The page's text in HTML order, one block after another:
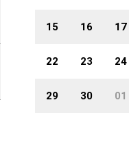
15 16 17
22 23 24
29 30 01